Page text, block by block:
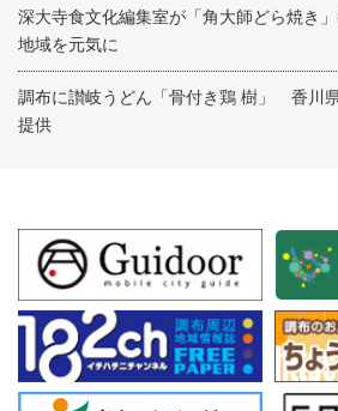
深大寺食文化編集室が「角大師どら焼き
地域を元気に
調布に讃岐うどん「骨付き鶏 樹」 香川
提供